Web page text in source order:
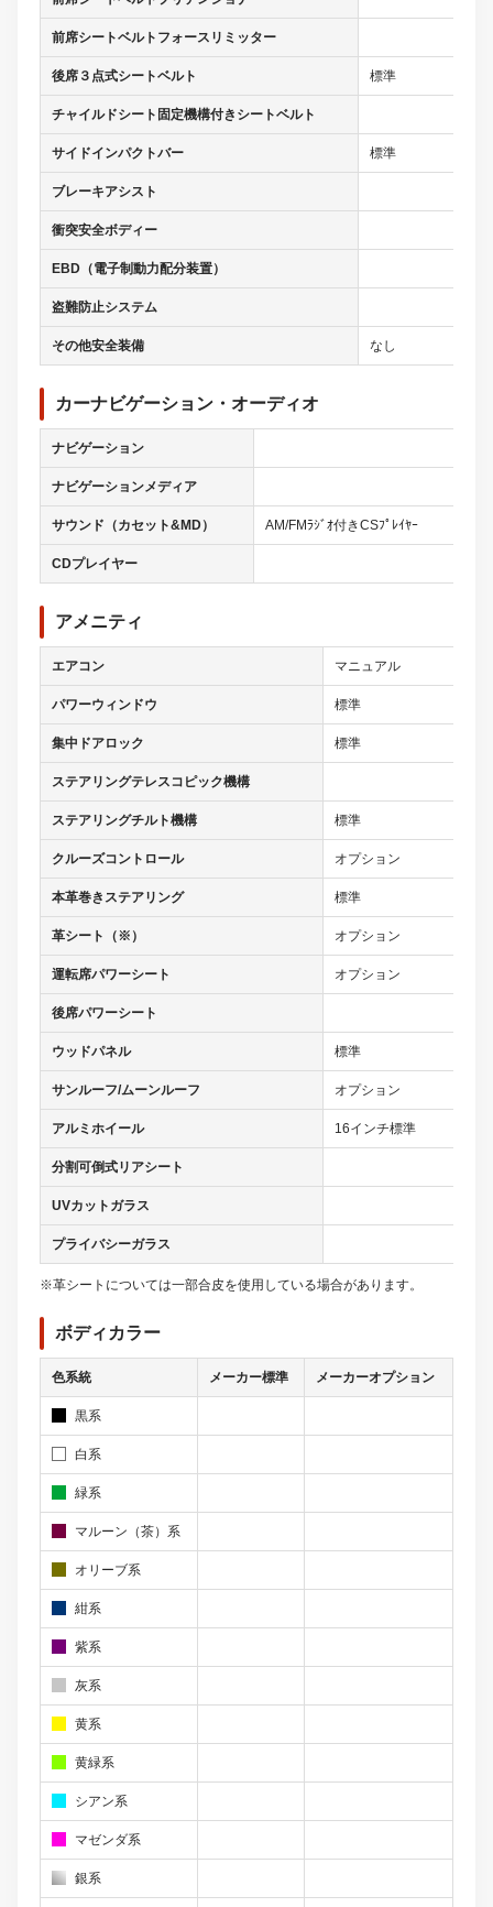
前席シートベルトフォースリミッター
後席３点式シートベルト 標準
チャイルドシート固定機構付きシートベルト
サイドインパクトバー 標準
ブレーキアシスト
衝突安全ボディー
EBD（電子制動力配分装置）
盗難防止システム
その他安全装備 なし
カーナビゲーション・オーディオ
ナビゲーション
ナビゲーションメディア
サウンド（カセット&MD） AM/FMﾗｼﾞｵ付きCSﾌﾟﾚｲﾔｰ
CDプレイヤー
アメニティ
エアコン マニュアル
パワーウィンドウ 標準
集中ドアロック 標準
ステアリングテレスコピック機構
ステアリングチルト機構 標準
クルーズコントロール オプション
本革巻きステアリング 標準
革シート（※） オプション
運転席パワーシート オプション
後席パワーシート
ウッドパネル 標準
サンルーフ/ムーンルーフ オプション
アルミホイール 16インチ標準
分割可倒式リアシート
UVカットガラス
プライバシーガラス
※革シートについては一部合皮を使用している場合があります。
ボディカラー
色系統 メーカー標準 メーカーオプション
黒系
白系
緑系
マルーン（茶）系
オリーブ系
紺系
紫系
灰系
黄系
黄緑系
シアン系
マゼンダ系
銀系